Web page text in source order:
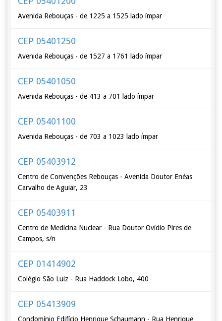
Avenida Rebouças - de 1225 a 1525 lado ímpar
CEP 05401250
Avenida Rebouças - de 1527 a 1761 lado ímpar
CEP 05401050
Avenida Rebouças - de 413 a 701 lado ímpar
CEP 05401100
Avenida Rebouças - de 703 a 1023 lado ímpar
CEP 05403912
Centro de Convenções Rebouças - Avenida Doutor Enéas
Carvalho de Aguiar, 23
CEP 05403911
Centro de Medicina Nuclear - Rua Doutor Ovídio Pires de
Campos, s/n
CEP 01414902
Colégio São Luiz - Rua Haddock Lobo, 400
CEP 05413909
Condomínio Edifício Henrique Schaumann - Rua Henrique